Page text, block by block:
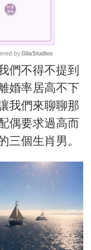
M
u
t
e
by GliaStudios
們不得不提到
婚率居高不下
我們來聊聊那
偶要求過高而
三個生肖男。